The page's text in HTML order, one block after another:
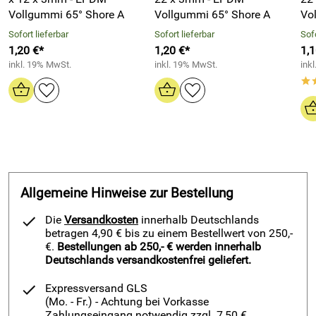
Außendurchmesser: Ø 24 mm
Innendurchmesser: Ø 18 mm
Materialstärke: 3 mm
Polymerbasis: EPDM
Farbe: schwarz
CNC-Schneidplotter:
Für eine hohe Dichtqualität werden unsere Flachdichtungen
/ Flanschdichtungen mit CNC-Schneidplotter
millimetergenau aus unseren hochwertigen Vollgummi-
Matten geschnitten. Die Oberflächenbeschaffenheit des am
Rohr anliegenden Materials wird dadurch nicht verändert.
Vollgummi 65° Shore A
Sofort lieferbar
1,20 €*
inkl. 19% MwSt.
Vollgummi 65° Shore A
Sofort lieferbar
1,20 €*
inkl. 19% MwSt.
Allgemeine Hinweise zur Bestellung
Die Versandkosten innerhalb Deutschlands
betragen 4,90 € bis zu einem Bestellwert von 250,-
€. Bestellungen ab 250,- € werden innerhalb
Deutschlands versandkostenfrei geliefert.
Expressversand GLS
(Mo. - Fr.) - Achtung bei Vorkasse